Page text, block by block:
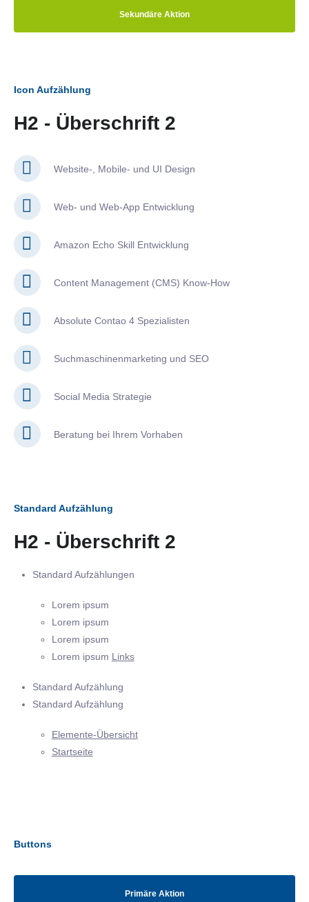
Sekundäre Aktion
Icon Aufzählung
H2 - Überschrift 2
Website-, Mobile- und UI Design
Web- und Web-App Entwicklung
Amazon Echo Skill Entwicklung
Content Management (CMS) Know-How
Absolute Contao 4 Spezialisten
Suchmaschinenmarketing und SEO
Social Media Strategie
Beratung bei Ihrem Vorhaben
Standard Aufzählung
H2 - Überschrift 2
Standard Aufzählungen
Lorem ipsum
Lorem ipsum
Lorem ipsum
Lorem ipsum Links
Standard Aufzählung
Standard Aufzählung
Elemente-Übersicht
Startseite
Buttons
Primäre Aktion